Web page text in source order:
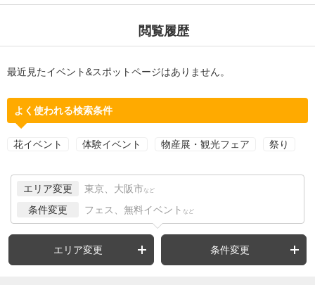
閲覧履歴
最近見たイベント&スポットページはありません。
よく使われる検索条件
花イベント 体験イベント 物産展・観光フェア 祭り
エリア変更 東京、大阪市 など
条件変更 フェス、無料イベント など
エリア変更 条件変更